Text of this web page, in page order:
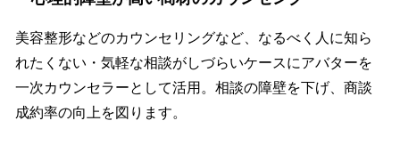
美容整形などのカウンセリングなど、なるべく人に知ら
れたくない・気軽な相談がしづらいケースにアバターを
一次カウンセラーとして活用。相談の障壁を下げ、商談
成約率の向上を図ります。